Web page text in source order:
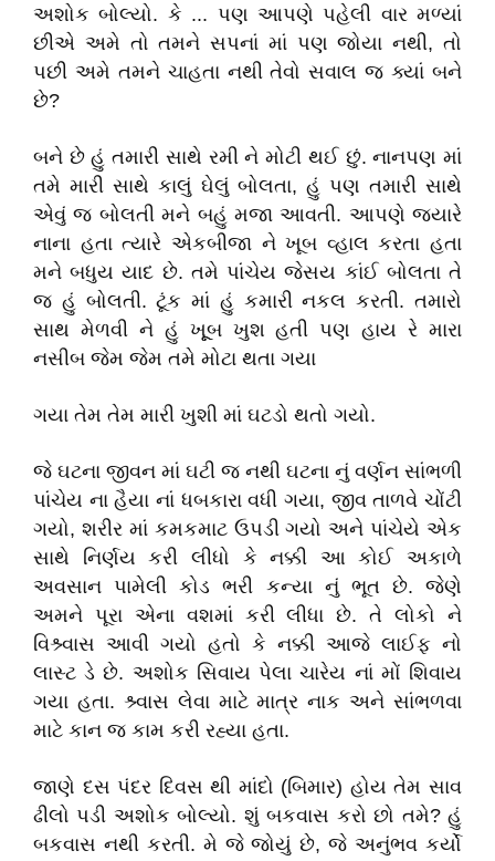
અશોક બોલ્યો. કે ... પણ આપણે પહેલી વાર મળ્યાં
છીએ અમે તો તમને સપનાં માં પણ જોયા નથી, તો
પછી અમે તમને ચાહતા નથી તેવો સવાલ જ ક્યાં બને
છે?
બને છે હું તમારી સાથે રમી ને મોટી થઈ છું. નાનપણ માં
તમે મારી સાથે કાલું ઘેલું બોલતા, હું પણ તમારી સાથે
એવું જ બોલતી મને બહું મજા આવતી. આપણે જ્યારે
નાના હતા ત્યારે એકબીજા ને ખૂબ વ્હાલ કરતા હતા
મને બધુય યાદ છે. તમે પાંચેય જેસય કાંઈ બોલતા તે
જ હું બોલતી. ટૂંક માં હું કમારી નકલ કરતી. તમારો
સાથ મેળવી ને હું ખૂૂબ ખુશ હતી પણ હાય રે મારા
નસીબ જેમ જેમ તમે મોટા થતા ગયા
ગયા તેમ તેમ મારી ખુશી માં ઘટડો થતો ગયો.
જે ઘટના જીવન માં ઘટી જ નથી ઘટના નું વર્ણન સાંભળી
પાંચેય ના હૈયા નાં ધબકારા વધી ગયા, જીવ તાળવે ચોંટી
ગયો, શરીર માં કમકમાટ ઉપડી ગયો અને પાંચેયે એક
સાથે નિર્ણય કરી લીધો કે નક્કી આ કોઈ અકાળે
અવસાન પામેલી કોડ ભરી કન્યા નું ભૂત છે. જેણે
અમને પૂરા એના વશમાં કરી લીધા છે. તે લોકો ને
વિશ્ર્વાસ આવી ગયો હતો કે નક્કી આજે લાઈફ નો
લાસ્ટ ડે છે. અશોક સિવાય પેલા ચારેય નાં મોં શિવાય
ગયા હતા. શ્ર્વાસ લેવા માટે માત્ર નાક અને સાંભળવા
માટે કાન જ કામ કરી રહ્યા હતા.
જાણે દસ પંદર દિવસ થી માંદો (બિમાર) હોય તેમ સાવ
ઢીલો પડી અશોક બોલ્યો. શું બકવાસ કરો છો તમે? હું
બકવાસ નથી કરતી. મે જે જોયું છે, જે અનુંભવ કર્યો